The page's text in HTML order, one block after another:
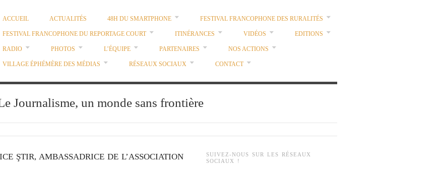
ACCUEIL ACTUALITÉS 48H DU SMARTPHONE FESTIVAL FRANCOPHONE DES RURALITÉS
FESTIVAL FRANCOPHONE DU REPORTAGE COURT ITINÉRANCES VIDÉOS EDITIONS
RADIO PHOTOS L’ÉQUIPE PARTENAIRES NOS ACTIONS
VILLAGE ÉPHÉMÈRE DES MÉDIAS RÉSEAUX SOCIAUX CONTACT
Journalisme, un monde sans frontière
ŞTIR, AMBASSADRICE DE L’ASSOCIATION
SUIVEZ-NOUS SUR LES RÉSEAUX
SOCIAUX !